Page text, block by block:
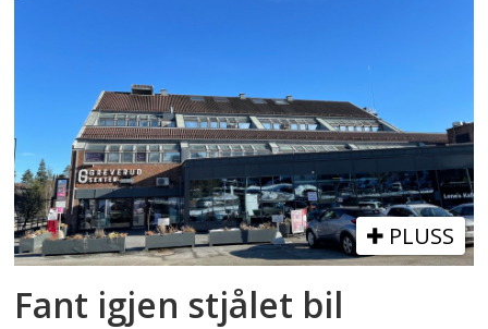
PLUSS
Fant igjen stjålet bil